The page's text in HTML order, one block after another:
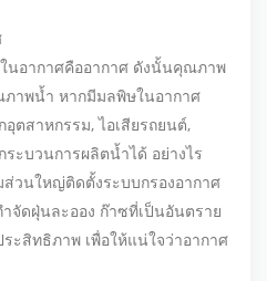
นอากาศคืออากาศ ดังนั้นคุณภาพ
าพน้ำ หากมีมลพิษในอากาศ
ตสาหกรรม, ไอเสียรถยนต์,
ะบวนการผลิตน้ำได้ อย่างไร
ส่วนใหญ่ติดตั้งระบบกรองอากาศ
จัดฝุ่นละออง ก๊าซที่เป็นอันตราย
ะสิทธิภาพ เพื่อให้แน่ใจว่าอากาศ